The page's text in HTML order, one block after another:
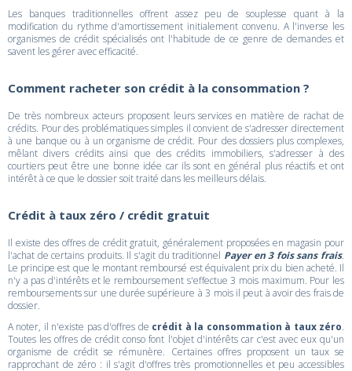
Les banques traditionnelles offrent assez peu de souplesse quant à la
modification du rythme d'amortissement initialement convenu. A l'inverse les
organismes de crédit spécialisés ont l'habitude de ce genre de demandes et
savent les gérer avec efficacité.
Comment racheter son crédit à la consommation ?
De très nombreux acteurs proposent leurs services en matière de rachat de
crédits. Pour des problématiques simples il convient de s'adresser directement
à une banque ou à un organisme de crédit. Pour des dossiers plus complexes,
mêlant divers crédits ainsi que des crédits immobiliers, s'adresser à des
courtiers peut être une bonne idée car ils sont en général plus réactifs et ont
intérêt à ce que le dossier soit traité dans les meilleurs délais.
Crédit à taux zéro / crédit gratuit
Il existe des offres de crédit gratuit, généralement proposées en magasin pour
l'achat de certains produits. Il s'agit du traditionnel Payer en 3 fois sans frais.
Le principe est que le montant remboursé est équivalent prix du bien acheté. Il
n'y a pas d'intérêts et le remboursement s'effectue 3 mois maximum. Pour les
remboursements sur une durée supérieure à 3 mois il peut à avoir des frais de
dossier.
A noter, il n'existe pas d'offres de crédit à la consommation à taux zéro.
Toutes les offres de crédit conso font l'objet d'intérêts car c'est avec eux qu'un
organisme de crédit se rémunère. Certaines offres proposent un taux se
rapprochant de zéro : il s'agit d'offres très promotionnelles et peu accessibles